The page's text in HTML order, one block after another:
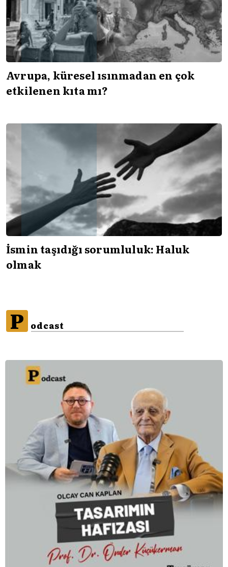
Avrupa, küresel ısınmadan en çok
etkilenen kıta mı?
İsmin taşıdığı sorumluluk: Haluk
olmak
P odcast